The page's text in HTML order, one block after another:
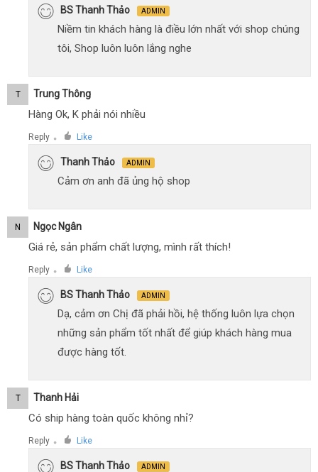
BS Thanh Thảo ADMIN
Niềm tin khách hàng là điều lớn nhất với shop chúng
tôi, Shop luôn luôn lắng nghe
T Trung Thông
Hàng Ok, K phải nói nhiều
Reply ● Like
Thanh Thảo ADMIN
Cảm ơn anh đã ủng hộ shop
N Ngọc Ngân
Giá rẻ, sản phẩm chất lượng, mình rất thích!
Reply ● Like
BS Thanh Thảo ADMIN
Dạ, cảm ơn Chị đã phải hồi, hệ thống luôn lựa chọn
những sản phẩm tốt nhất để giúp khách hàng mua
được hàng tốt.
T Thanh Hải
Có ship hàng toàn quốc không nhỉ?
Reply ● Like
BS Thanh Thảo ADMIN